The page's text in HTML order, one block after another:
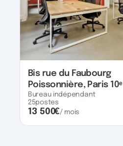
Bis rue du Faubourg
Poissonnière, Paris 10ᵉ
Bureau indépendant
25postes
13 500€/ mois